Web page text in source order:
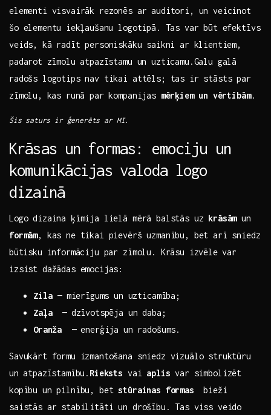
‌elementi‌ visvairāk rezonēs ar auditori, un veicinot
šo elementu⁣ iekļaušanu logotipā. Tas var būt efektīvs‍
veids, kā radīt personiskāku⁢ saikni ar klientiem,
padarot ⁣zīmolu atpazīstamu un ‍uzticamu.Galu galā
radošs logotips nav tikai attēls; tas ir stāsts par
zīmolu,⁣ kas runā par kompanijas mērķiem⁤ un vērtībām.
Šis⁣ saturs ir ģenerēts‍ ar ‍MI.
Krāsas un⁤ formas: emociju un
‌komunikācijas ⁣valoda logo
dizainā
Logo dizaina ķīmija lielā mērā balstās uz krāsāmun
formām, kas ne tikai pievērš uzmanību,‍ bet arī sniedz
⁢būtisku informāciju par zīmolu. Krāsu izvēle ⁣var
izsist dažādas emocijas:
Zila—⁤ mierīgums un uzticamība;
Zaļa‌ — ​dzīvotspēja un daba;
Oranža ​ — ​enerģija un radošums.
Savukārt formu izmantošana sniedz vizuālo struktūru
un ⁣atpazīstamību. Rieksts vai aplis var simbolizēt
kopību un pilnību, betstūrainas formas ‍ bieži
saistās ar stabilitāti un drošību. Tas viss‍ veido